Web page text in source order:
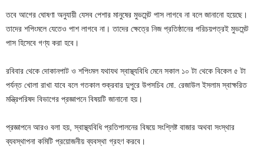
তবে আগের ঘোষণা অনুযায়ী যেসব পেশার মানুষের মুভমেন্ট পাস লাগবে না বলে জানানো হয়েছে।
তাদের শপিংমলে যেতেও পাশ লাগবে না। তাদের ক্ষেত্রে নিজ প্রতিষ্ঠানের পরিচয়পত্রই মুভমেন্ট
পাস হিসেবে গণ্য করা হবে।
রবিবার থেকে দোকানপাট ও শপিংমল যথাযথ স্বাস্থ্যবিধি মেনে সকাল ১০ টা থেকে বিকেল ৫ টা
পর্যন্ত খোলা রাখা যাবে বলে গতকাল শুক্রবার দুপুরে উপসচিব মো. রেজাউল ইসলাম স্বাক্ষরিত
মন্ত্রিপরিষদ বিভাগের প্রজ্ঞাপনে বিষয়টি জানানো হয়।
প্রজ্ঞাপনে আরও বলা হয়, স্বাস্থ্যবিধি প্রতিপালনের বিষয়ে সংশ্লিষ্ট বাজার অথবা সংস্থার
ব্যবস্থাপনা কমিটি প্রয়োজনীয় ব্যবস্থা গ্রহণ করবে।